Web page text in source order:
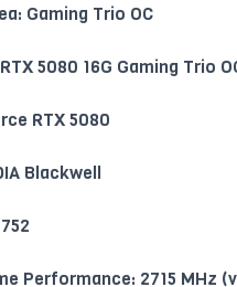
Gaming Trio OC
5080 16G Gaming Trio
RTX 5080
Blackwell
Performance: 2715 MHz